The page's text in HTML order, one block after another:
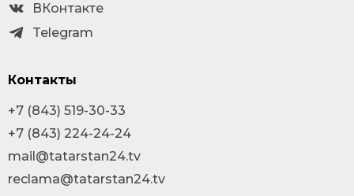
ВКонтакте
Telegram
Контакты
+7 (843) 519-30-33
+7 (843) 224-24-24
mail@tatarstan24.tv
reclama@tatarstan24.tv